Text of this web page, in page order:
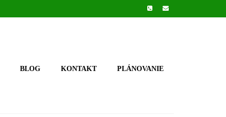
BLOG KONTAKT PLÁNOVANIE